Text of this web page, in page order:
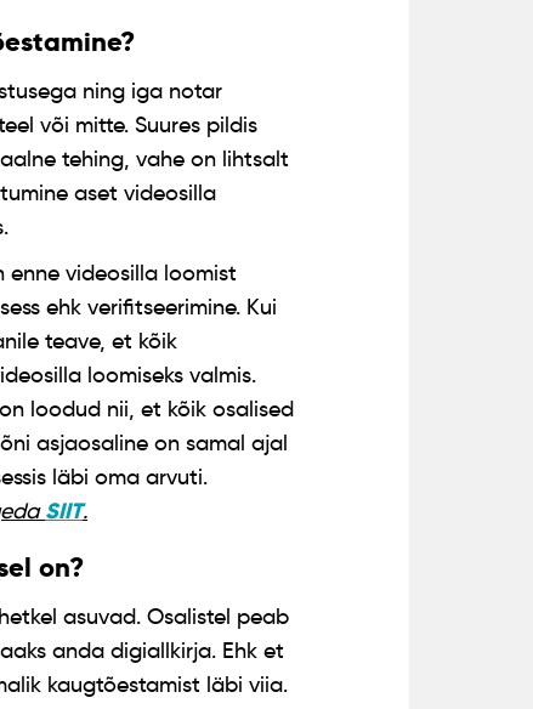
ning iga notar
või mitte. Suures pildis
tehing, vahe on lihtsalt
aset videosilla
enne videosilla loomist
ehk verifitseerimine. Kui
teave, et kõik
loomiseks valmis.
loodud nii, et kõik osalised
asjaosaline on samal ajal
läbi oma arvuti.
SIIT.
on?
asuvad. Osalistel peab
anda digiallkirja. Ehk et
kaugtõestamist läbi viia.